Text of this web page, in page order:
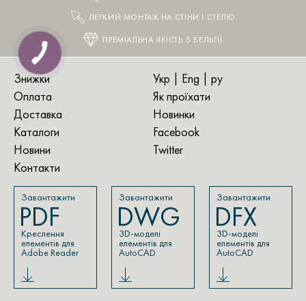
ЛЕГКИЙ МОНТАЖ НА СТІНИ І СТЕЛЮ
ПРЕМІАЛЬНА ЯКІСТЬ З БЕЛЬГІЇ
Знижки
Оплата
Доставка
Каталоги
Новини
Контакти
Укр | Eng
ру
Як проїхати
Новинки
Facebook
Twitter
Завантажити
PDF
Креслення
елементів для
Adobe Reader
Завантажити
DWG
3D-моделі
елементів для
AutoCAD
Завантажити
DFX
3D-моделі
елементів для
AutoCAD